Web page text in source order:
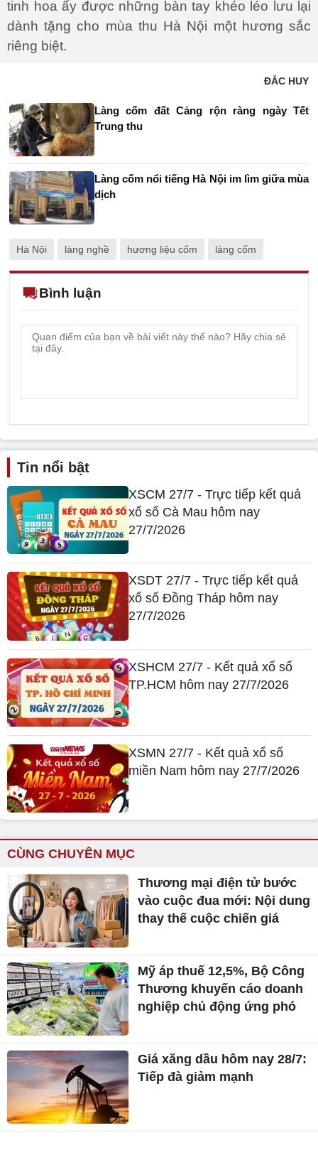
tinh hoa ấy được những bàn tay khéo léo lưu lại
dành tặng cho mùa thu Hà Nội một hương sắc
riêng biệt.
ĐẮC HUY
Làng cốm đất Cảng rộn ràng ngày Tết
Trung thu
Làng cốm nổi tiếng Hà Nội im lìm giữa mùa
dịch
Hà Nội làng nghề hương liệu cốm làng cốm
Bình luận
Tin nổi bật
XSCM 27/7 - Trực tiếp kết quả
xổ số Cà Mau hôm nay
27/7/2026
XSDT 27/7 - Trực tiếp kết quả
xổ số Đồng Tháp hôm nay
27/7/2026
XSHCM 27/7 - Kết quả xổ số
TP.HCM hôm nay 27/7/2026
XSMN 27/7 - Kết quả xổ số
miền Nam hôm nay 27/7/2026
CÙNG CHUYÊN MỤC
Thương mại điện tử bước
vào cuộc đua mới: Nội dung
thay thế cuộc chiến giá
Mỹ áp thuế 12,5%, Bộ Công
Thương khuyến cáo doanh
nghiệp chủ động ứng phó
Giá xăng dầu hôm nay 28/7:
Tiếp đà giảm mạnh